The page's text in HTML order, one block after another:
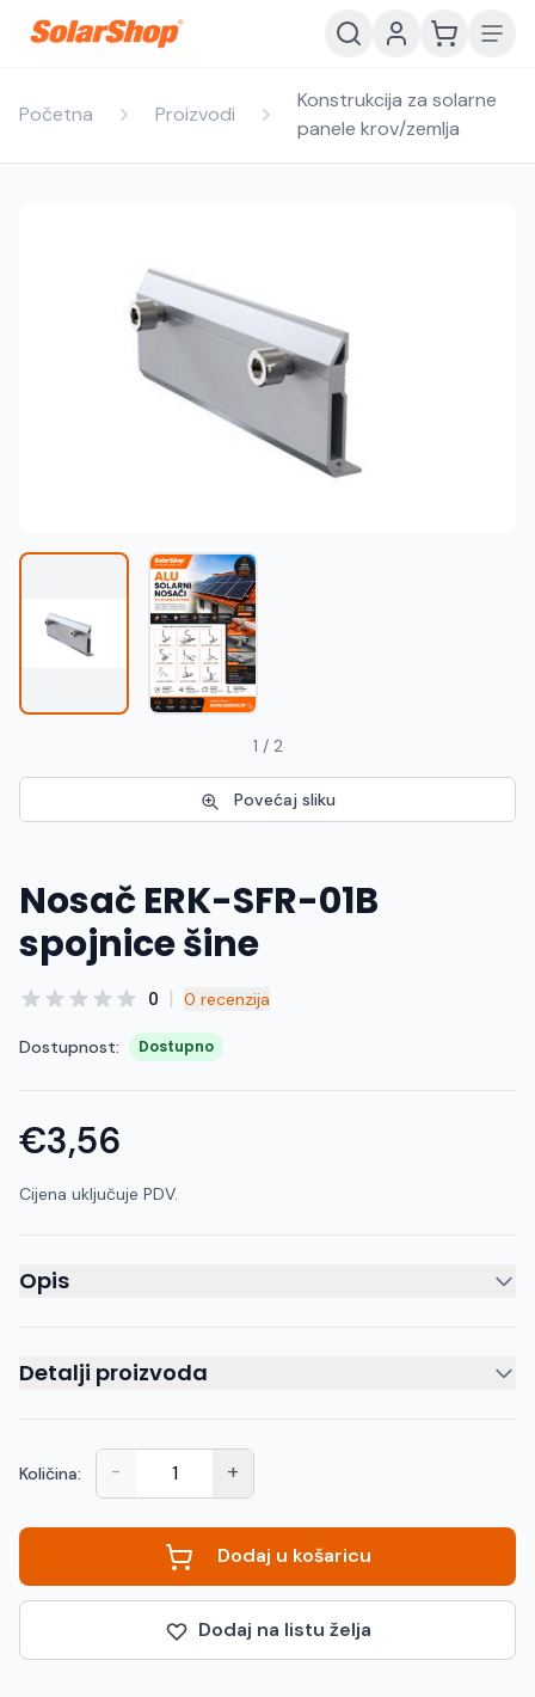
EN English
MK Македонски
Početna Proizvodi
Konstrukcija za solarne
panele krov/zemlja
1 / 2
Povećaj sliku
Nosač ERK-SFR-01B
spojnice šine
0 | 0 recenzija
Dostupnost: Dostupno
€3,56
Cijena uključuje PDV.
Opis
Detalji proizvoda
Količina: - +
Dodaj u košaricu
Dodaj na listu želja